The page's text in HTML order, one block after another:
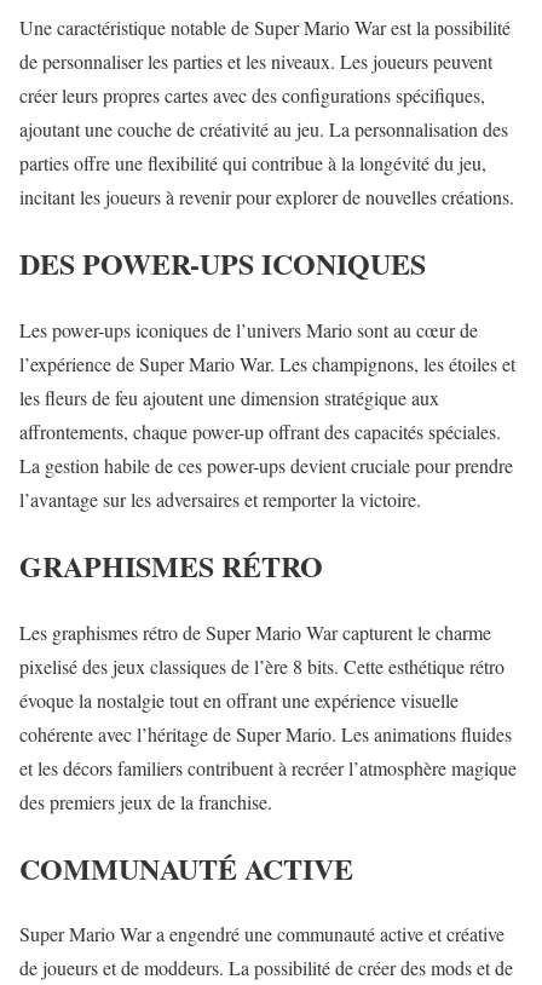
Une caractéristique notable de Super Mario War est la possibilité
de personnaliser les parties et les niveaux. Les joueurs peuvent
créer leurs propres cartes avec des configurations spécifiques,
ajoutant une couche de créativité au jeu. La personnalisation des
parties offre une flexibilité qui contribue à la longévité du jeu,
incitant les joueurs à revenir pour explorer de nouvelles créations.
DES POWER-UPS ICONIQUES
Les power-ups iconiques de l’univers Mario sont au cœur de
l’expérience de Super Mario War. Les champignons, les étoiles et
les fleurs de feu ajoutent une dimension stratégique aux
affrontements, chaque power-up offrant des capacités spéciales.
La gestion habile de ces power-ups devient cruciale pour prendre
l’avantage sur les adversaires et remporter la victoire.
GRAPHISMES RÉTRO
Les graphismes rétro de Super Mario War capturent le charme
pixelisé des jeux classiques de l’ère 8 bits. Cette esthétique rétro
évoque la nostalgie tout en offrant une expérience visuelle
cohérente avec l’héritage de Super Mario. Les animations fluides
et les décors familiers contribuent à recréer l’atmosphère magique
des premiers jeux de la franchise.
COMMUNAUTÉ ACTIVE
Super Mario War a engendré une communauté active et créative
de joueurs et de moddeurs. La possibilité de créer des mods et de